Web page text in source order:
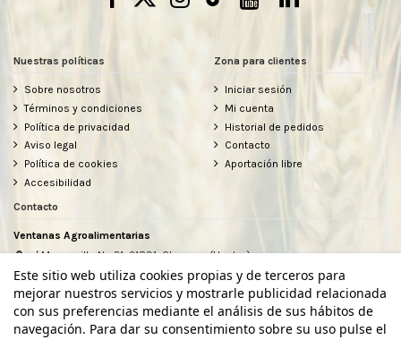
Nuestras políticas
Sobre nosotros
Términos y condiciones
Política de privacidad
Aviso legal
Política de cookies
Accesibilidad
Zona para clientes
Iniciar sesión
Mi cuenta
Historial de pedidos
Contacto
Aportación libre
Contacto
Ventanas Agroalimentarias
c/ Manzanilla Nº 31, 21891, Chucena (Huelva)
634912080
hola@ventanasagroalimentarias.com
Este sitio web utiliza cookies propias y de terceros para
mejorar nuestros servicios y mostrarle publicidad relacionada
con sus preferencias mediante el análisis de sus hábitos de
navegación. Para dar su consentimiento sobre su uso pulse el